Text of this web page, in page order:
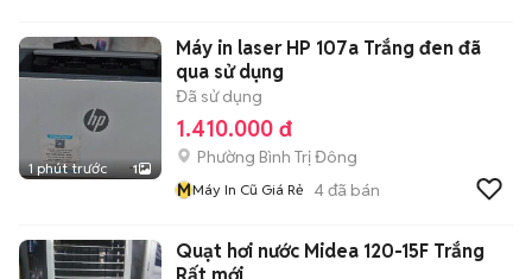
1 phút trước 1
Máy in laser HP 107a Trắng đen đã
qua sử dụng
Đã sử dụng
1.410.000 đ
Phường Bình Trị Đông
MMáy In Cũ Giá Rẻ 4đã bán
Quạt hơi nước Midea 120-15F Trắng